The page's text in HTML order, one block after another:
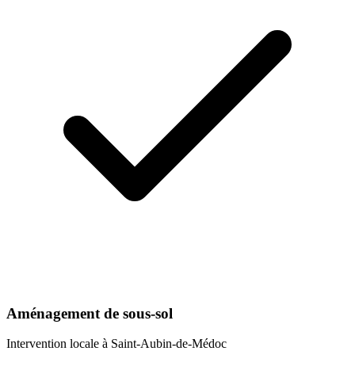
Aménagement de sous-sol
Intervention locale à Saint-Aubin-de-Médoc